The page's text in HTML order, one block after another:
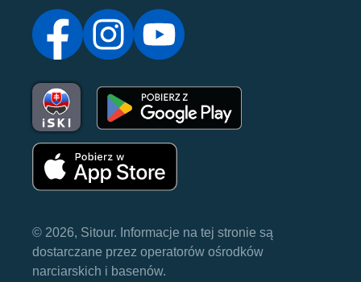
© 2026, Sitour. Informacje na tej stronie są
dostarczane przez operatorów ośrodków
narciarskich i basenów.